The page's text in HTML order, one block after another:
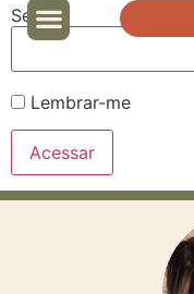
Senha
Lembrar-me